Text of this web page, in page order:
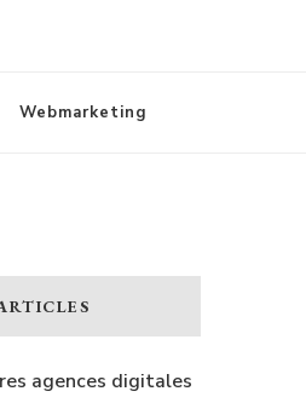
Webmarketing
agences digitales